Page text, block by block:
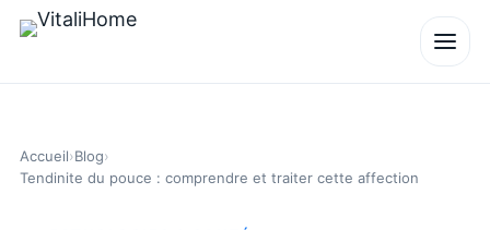
Accueil›Blog›
Tendinite du pouce : comprendre et traiter cette affection